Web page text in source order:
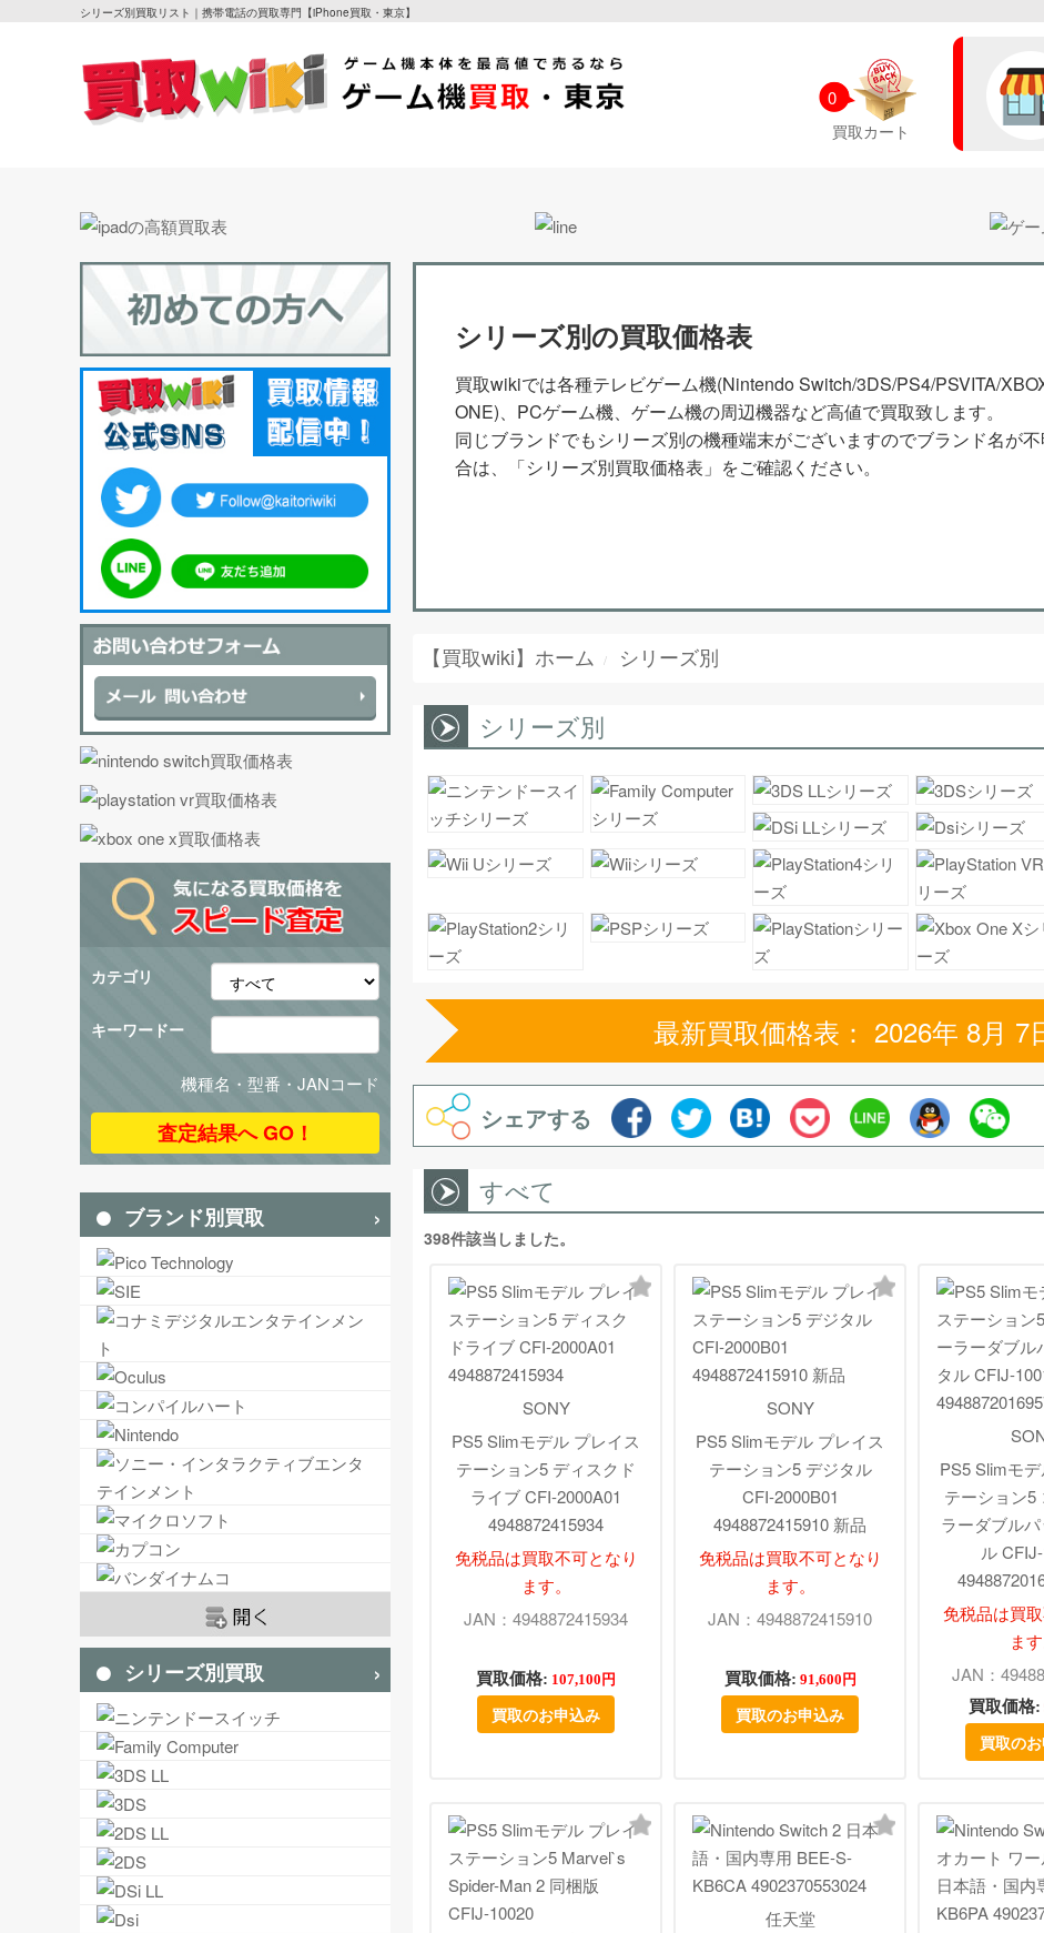
シリーズ別買取リスト｜携帯電話の買取専門【iPhone買取・東京】
0
買取カート
カテゴリ
キーワードー
機種名・型番・JANコード
ブランド別買取
シリーズ別買取
シリーズ別の買取価格表
買取wikiでは各種テレビゲーム機(Nintendo Switch/3DS/PS4/PSVITA/
ONE)、PCゲーム機、ゲーム機の周辺機器など高値で買取致します。
同じブランドでもシリーズ別の機種端末がございますのでブランド名が
合は、 「シリーズ別買取価格表」をご確認ください。
【買取wiki】ホーム シリーズ別
シリーズ別
最新買取価格表： 2026年 8月 7
シェアする
すべて
398件該当しました。
SONY
PS5 Slimモデル プレイス
テーション5 ディスクド
ライブ CFI-2000A01
4948872415934
免税品は買取不可となり
ます。
JAN：4948872415934
買取価格: 107,100円
買取のお申込み
SONY
PS5 Slimモデル プレイス
テーション5 デジタル
CFI-2000B01
4948872415910 新品
免税品は買取不可となり
ます。
JAN：4948872415910
買取価格: 91,600円
買取のお申込み
PS5 Slimモ
テーション5
ラーダブル
ル
免税品は買
ます
JAN：
買取価格:
買取の
任天堂